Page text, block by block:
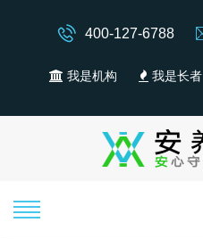
400-127-6788
我是机构 我是长者